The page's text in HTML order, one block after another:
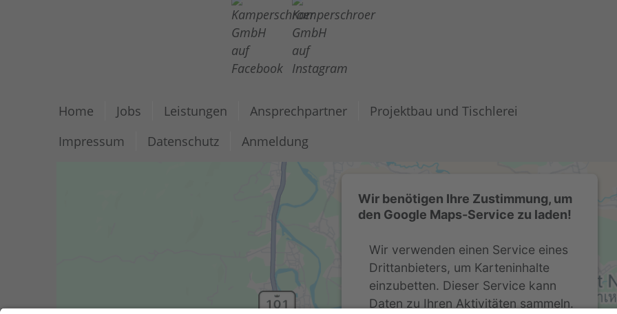
Home Jobs Leistungen Ansprechpartner
Projektbau und Tischlerei
Impressum
Datenschutz Anmeldung
Wir benötigen Ihre Zustimmung, um
den Google Maps-Service zu laden!
Wir verwenden einen Service eines
Drittanbieters, um Karteninhalte
einzubetten. Dieser Service kann
Daten zu Ihren Aktivitäten sammeln.